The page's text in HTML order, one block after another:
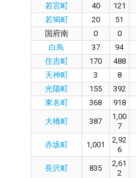
若宮町
40 121
若鳩町
20 51
国府南
0 0
白鳥
37 94
住吉町
170 488
天神町
3 8
光陽町
155 392
東名町
368 918
大橋町 387
1,00
7
赤坂町 1,001
2,92
6
長沢町 835
2,61
2